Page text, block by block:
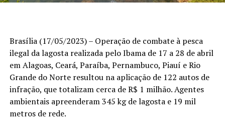
Brasília (17/05/2023) – Operação de combate à pesca
ilegal da lagosta realizada pelo Ibama de 17 a 28 de abril
em Alagoas, Ceará, Paraíba, Pernambuco, Piauí e Rio
Grande do Norte resultou na aplicação de 122 autos de
infração, que totalizam cerca de R$ 1 milhão. Agentes
ambientais apreenderam 345 kg de lagosta e 19 mil
metros de rede.